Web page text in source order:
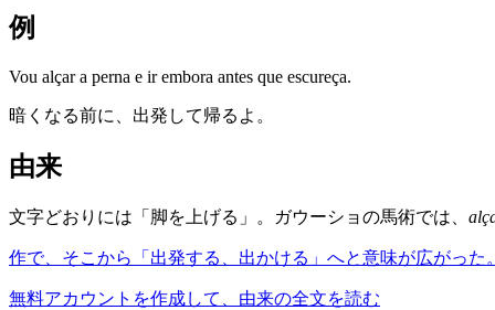
例
Vou alçar a perna e ir embora antes que escureça.
暗くなる前に、出発して帰るよ。
由来
文字どおりには「脚を上げる」。ガウーショの馬術では、
作で、そこから「出発する、出かける」へと意味が広がっ
無料アカウントを作成して、由来の全文を読む